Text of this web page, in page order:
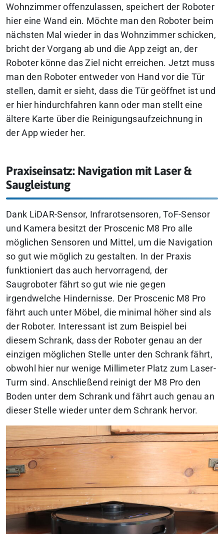
Wohnzimmer offenzulassen, speichert der Roboter
hier eine Wand ein. Möchte man den Roboter beim
nächsten Mal wieder in das Wohnzimmer schicken,
bricht der Vorgang ab und die App zeigt an, der
Roboter könne das Ziel nicht erreichen. Jetzt muss
man den Roboter entweder von Hand vor die Tür
stellen, damit er sieht, dass die Tür geöffnet ist und
er hier hindurchfahren kann oder man stellt eine
ältere Karte über die Reinigungsaufzeichnung in
der App wieder her.
Praxiseinsatz: Navigation mit Laser &
Saugleistung
Dank LiDAR-Sensor, Infrarotsensoren, ToF-Sensor
und Kamera besitzt der Proscenic M8 Pro alle
möglichen Sensoren und Mittel, um die Navigation
so gut wie möglich zu gestalten. In der Praxis
funktioniert das auch hervorragend, der
Saugroboter fährt so gut wie nie gegen
irgendwelche Hindernisse. Der Proscenic M8 Pro
fährt auch unter Möbel, die minimal höher sind als
der Roboter. Interessant ist zum Beispiel bei
diesem Schrank, dass der Roboter genau an der
einzigen möglichen Stelle unter den Schrank fährt,
obwohl hier nur wenige Millimeter Platz zum Laser-
Turm sind. Anschließend reinigt der M8 Pro den
Boden unter dem Schrank und fährt auch genau an
dieser Stelle wieder unter dem Schrank hervor.